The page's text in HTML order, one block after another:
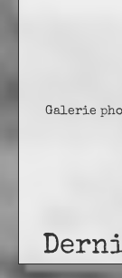
Galerie